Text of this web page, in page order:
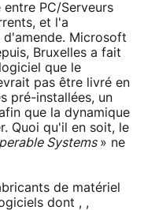
PC/Serveurs
et l'a
Microsoft
Bruxelles a fait
que le
pas être livré en
pré-installées, un
que la dynamique
Quoi qu'il en soit, le
Systems » ne
de matériel
dont , ,